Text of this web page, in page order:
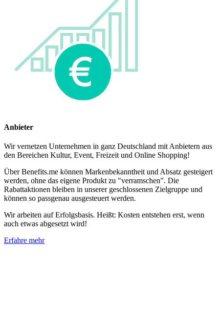
Anbieter
Wir vernetzen Unternehmen in ganz Deutschland mit Anbietern aus
den Bereichen Kultur, Event, Freizeit und Online Shopping!
Über Benefits.me können Markenbekanntheit und Absatz gesteigert
werden, ohne das eigene Produkt zu "verramschen". Die
Rabattaktionen bleiben in unserer geschlossenen Zielgruppe und
können so passgenau ausgesteuert werden.
Wir arbeiten auf Erfolgsbasis. Heißt: Kosten entstehen erst, wenn
auch etwas abgesetzt wird!
Erfahre mehr